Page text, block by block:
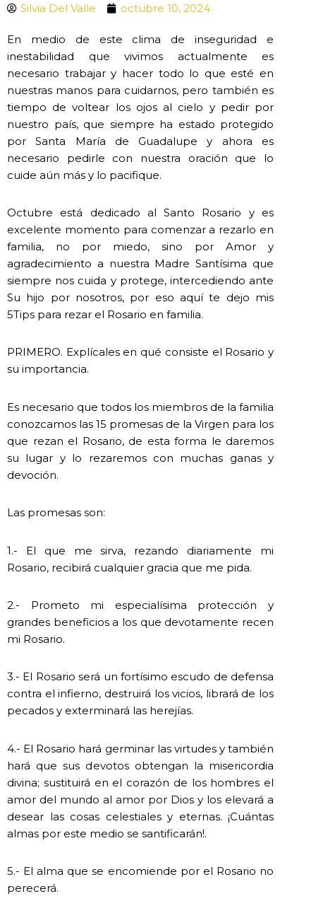
Silvia Del Valle octubre 10, 2024
En medio de este clima de inseguridad e
inestabilidad que vivimos actualmente es
necesario trabajar y hacer todo lo que esté en
nuestras manos para cuidarnos, pero también es
tiempo de voltear los ojos al cielo y pedir por
nuestro país, que siempre ha estado protegido
por Santa María de Guadalupe y ahora es
necesario pedirle con nuestra oración que lo
cuide aún más y lo pacifique.
Octubre está dedicado al Santo Rosario y es
excelente momento para comenzar a rezarlo en
familia, no por miedo, sino por Amor y
agradecimiento a nuestra Madre Santísima que
siempre nos cuida y protege, intercediendo ante
Su hijo por nosotros, por eso aquí te dejo mis
5Tips para rezar el Rosario en familia.
PRIMERO. Explícales en qué consiste el Rosario y
su importancia.
Es necesario que todos los miembros de la familia
conozcamos las 15 promesas de la Virgen para los
que rezan el Rosario, de esta forma le daremos
su lugar y lo rezaremos con muchas ganas y
devoción.
Las promesas son:
1.- El que me sirva, rezando diariamente mi
Rosario, recibirá cualquier gracia que me pida.
2.- Prometo mi especialísima protección y
grandes beneficios a los que devotamente recen
mi Rosario.
3.- El Rosario será un fortísimo escudo de defensa
contra el infierno, destruirá los vicios, librará de los
pecados y exterminará las herejías.
4.- El Rosario hará germinar las virtudes y también
hará que sus devotos obtengan la misericordia
divina; sustituirá en el corazón de los hombres el
amor del mundo al amor por Dios y los elevará a
desear las cosas celestiales y eternas. ¡Cuántas
almas por este medio se santificarán!.
5.- El alma que se encomiende por el Rosario no
perecerá.